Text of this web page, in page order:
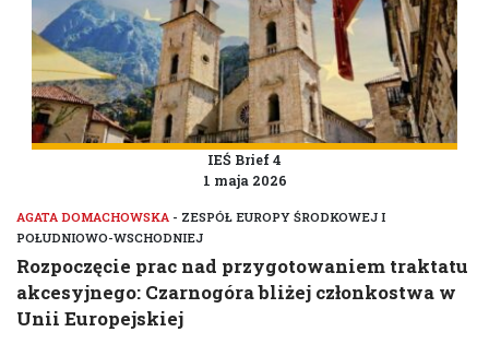
IEŚ Brief 4
1 maja 2026
AGATA DOMACHOWSKA - ZESPÓŁ EUROPY ŚRODKOWEJ I
POŁUDNIOWO-WSCHODNIEJ
Rozpoczęcie prac nad przygotowaniem traktatu
akcesyjnego: Czarnogóra bliżej członkostwa w
Unii Europejskiej